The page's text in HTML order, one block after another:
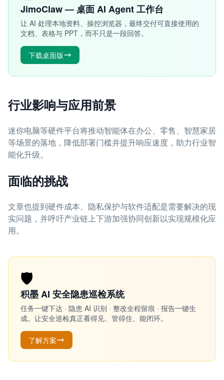
JimoClaw — 桌面 AI Agent 工作台
让 AI 处理本地资料、操控浏览器，最终交付可直接使用的
文档、表格与 PPT，而不只是一段回答。
下载桌面版
行业影响与应用前景
迷你电脑等硬件平台将推动智能体在办公、零售、智慧家居
等场景的落地，降低部署门槛并提升响应速度，助力行业智
能化升级。
面临的挑战
文章也提到硬件成本、隐私保护与软件适配是需要解决的现
实问题，并呼吁产业链上下游加强协同创新以实现规模化应
用。
🛡️
积墨 AI 安全隐患巡检系统
任务一键下达 · 隐患 AI 识别 · 整改全程留痕 · 报告一键生
成。让安全巡检真正看得见、管得住、能闭环。
了解方案